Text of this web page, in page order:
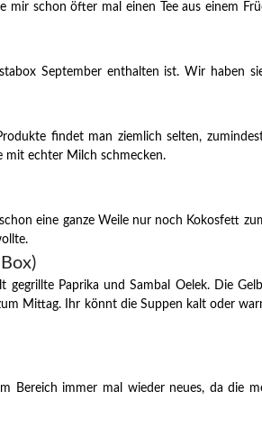
schon öfter mal einen Tee aus einem
September enthalten ist. Wir haben
findet man ziemlich selten,
mit echter Milch schmecken.
eine ganze Weile nur noch Kokosfett
Paprika und Sambal Oelek. Die
Mittag. Ihr könnt die Suppen kalt oder
Bereich immer mal wieder neues, da die